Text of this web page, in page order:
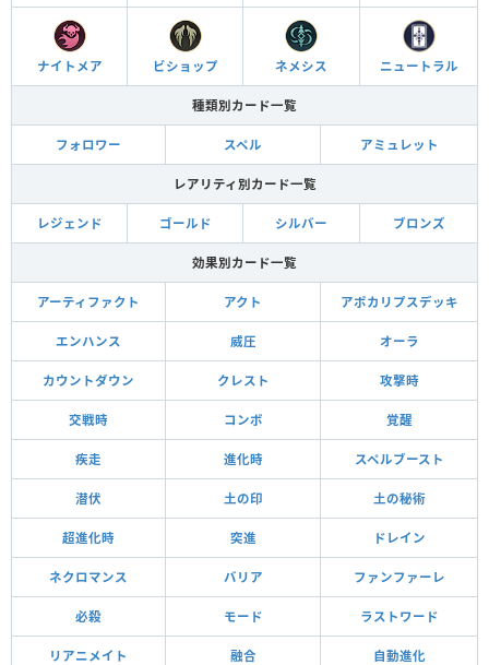
ナイトメア ビショップ ネメシス ニュートラル
種類別カード一覧
フォロワー スペル アミュレット
レアリティ別カード一覧
レジェンド ゴールド シルバー ブロンズ
効果別カード一覧
アーティファクト アクト アポカリプスデッキ
エンハンス 威圧 オーラ
カウントダウン クレスト 攻撃時
交戦時 コンボ 覚醒
疾走 進化時 スペルブースト
潜伏 土の印 土の秘術
超進化時 突進 ドレイン
ネクロマンス バリア ファンファーレ
必殺 モード ラストワード
リアニメイト 融合 自動進化